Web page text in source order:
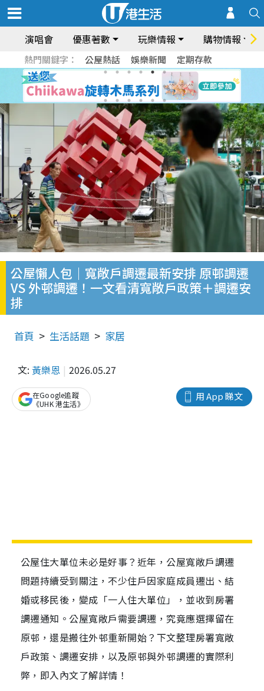
演唱會 優惠著數 玩樂情報 購物情報
熱門關鍵字： 公屋熱話 娛樂新聞 定期存款
公屋懶人包｜寬敞戶調遷最新安排 原邨調遷
VS 外邨調遷！一文看清寬敞戶政策＋調遷安
排
首頁 生活話題 家居
文: 黃樂恩 2026.05.27
用 App 睇文
在Google追蹤
《UHK 港生活》
公屋住大單位未必是好事？近年，公屋寬敞戶調遷
問題持續受到關注，不少住戶因家庭成員遷出、結
婚或移民後，變成「一人住大單位」，並收到房署
調遷通知。公屋寬敞戶需要調遷，究竟應選擇留在
原邨，還是搬往外邨重新開始？下文整理房署寬敞
戶政策、調遷安排，以及原邨與外邨調遷的實際利
弊，即入內文了解詳情！